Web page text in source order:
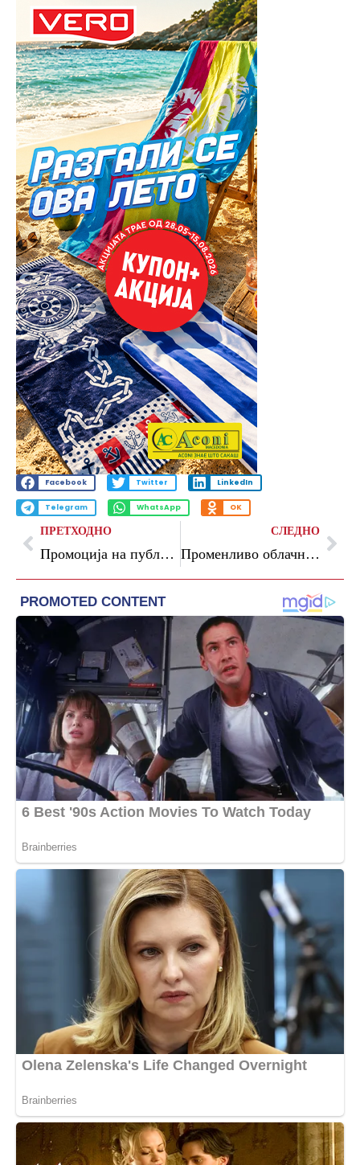
Facebook Twitter LinkedIn
Telegram WhatsApp OK
ПРЕТХОДНО
Промоција на публикацијата „Солидарност – од надминување кризи до одржлив развој“
СЛЕДНО
Променливо облачно со повремен дожд